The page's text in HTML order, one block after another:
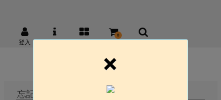
登入 關於鵝舖子 商品 購物車
0
商品搜尋
忘記密碼
×